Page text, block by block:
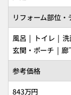
リフォーム部位・
風呂 | トイレ | 洗
玄関・ポーチ | 廊
参考価格
843万円